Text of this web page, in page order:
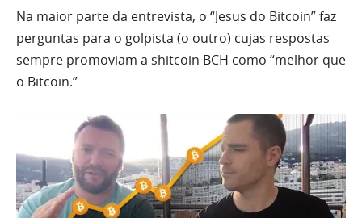
Na maior parte da entrevista, o “Jesus do Bitcoin” faz
perguntas para o golpista (o outro) cujas respostas
sempre promoviam a shitcoin BCH como “melhor que
o Bitcoin.”